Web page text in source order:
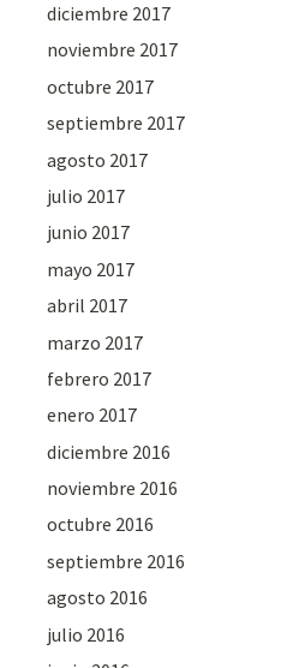
diciembre 2017
noviembre 2017
octubre 2017
septiembre 2017
agosto 2017
julio 2017
junio 2017
mayo 2017
abril 2017
marzo 2017
febrero 2017
enero 2017
diciembre 2016
noviembre 2016
octubre 2016
septiembre 2016
agosto 2016
julio 2016